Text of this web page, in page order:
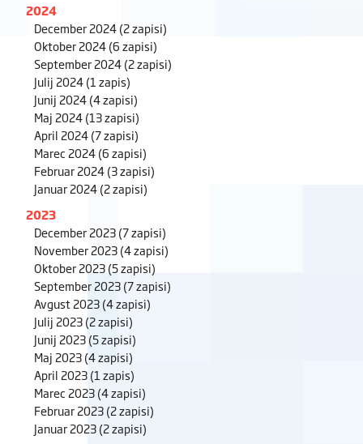
2024
December 2024(2 zapisi)
Oktober 2024(6 zapisi)
September 2024(2 zapisi)
Julij 2024(1 zapis)
Junij 2024(4 zapisi)
Maj 2024(13 zapisi)
April 2024(7 zapisi)
Marec 2024(6 zapisi)
Februar 2024(3 zapisi)
Januar 2024(2 zapisi)
2023
December 2023(7 zapisi)
November 2023(4 zapisi)
Oktober 2023(5 zapisi)
September 2023(7 zapisi)
Avgust 2023(4 zapisi)
Julij 2023(2 zapisi)
Junij 2023(5 zapisi)
Maj 2023(4 zapisi)
April 2023(1 zapis)
Marec 2023(4 zapisi)
Februar 2023(2 zapisi)
Januar 2023(2 zapisi)